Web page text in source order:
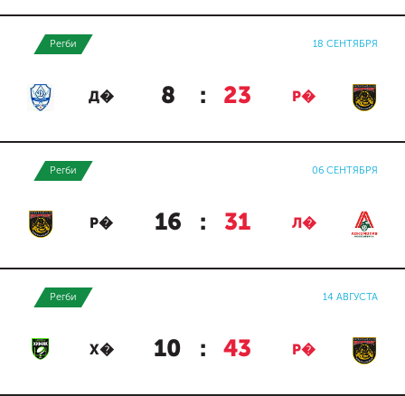
Регби 18 СЕНТЯБРЯ
Д� 8 : 23 Р�
Регби 06 СЕНТЯБРЯ
Р� 16 : 31 Л�
Регби 14 АВГУСТА
Х� 10 : 43 Р�